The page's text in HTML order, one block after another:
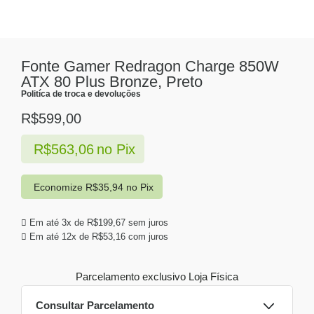
Fonte Gamer Redragon Charge 850W
ATX 80 Plus Bronze, Preto
Politíca de troca e devoluções
R$599,00
Em até 3x de R$199,67 sem juros
Em até 12x de R$53,16 com juros
R$563,06 no Pix
Economize R$35,94no Pix
Parcelamento exclusivo Loja Física
Consultar Parcelamento